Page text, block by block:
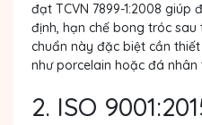
đạt TCVN 7899-1:2008
định, hạn chế bong tróc sau
chuẩn này đặc biệt cần
như porcelain hoặc đá
2. ISO